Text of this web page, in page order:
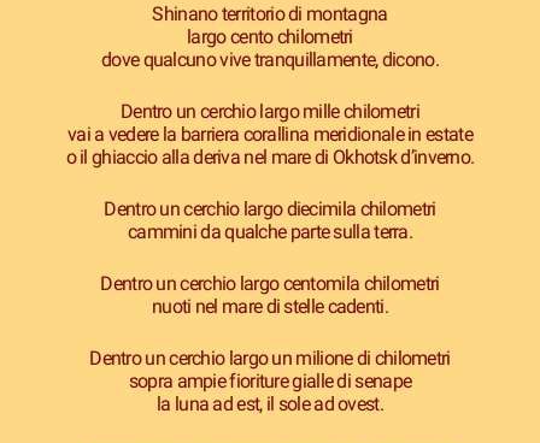
Shinano territorio di montagna
largo cento chilometri
dove qualcuno vive tranquillamente, dicono.
Dentro un cerchio largo mille chilometri
vai a vedere la barriera corallina meridionale in estate
o il ghiaccio alla deriva nel mare di Okhotsk d’inverno.
Dentro un cerchio largo diecimila chilometri
cammini da qualche parte sulla terra.
Dentro un cerchio largo centomila chilometri
nuoti nel mare di stelle cadenti.
Dentro un cerchio largo un milione di chilometri
sopra ampie fioriture gialle di senape
la luna ad est, il sole ad ovest.